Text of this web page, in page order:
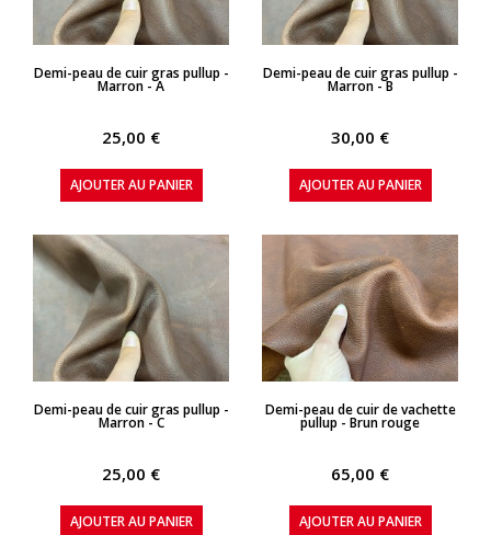
APERÇU RAPIDE
Demi-peau de cuir gras pullup -
Marron - A
25,00 €
AJOUTER AU PANIER
APERÇU RAPIDE
Demi-peau de cuir gras pullup -
Marron - B
30,00 €
AJOUTER AU PANIER
APERÇU RAPIDE
Demi-peau de cuir gras pullup -
Marron - C
25,00 €
AJOUTER AU PANIER
APERÇU RAPIDE
Demi-peau de cuir de vachette
pullup - Brun rouge
65,00 €
AJOUTER AU PANIER